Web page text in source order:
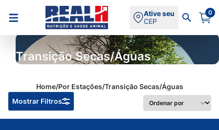
Ative seu
CEP
0
Transição Secas/Águas
Home/Por Estações/Transição Secas/Águas
Mostrar Filtros
Ordenar por